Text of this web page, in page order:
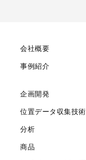
会社概要
事例紹介
企画開発
位置データ収集技術
分析
商品